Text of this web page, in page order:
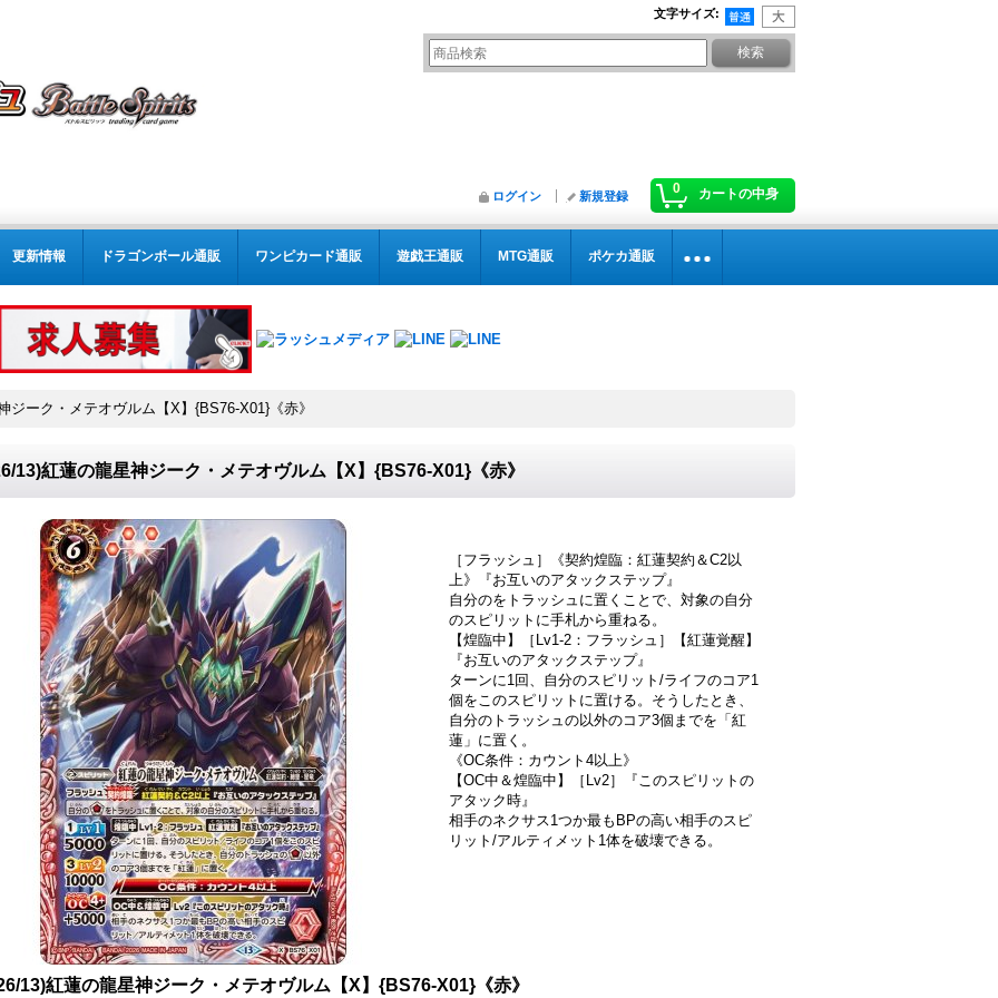
文字サイズ:
0 カートの中身
ログイン 新規登録
更新情報 ドラゴンボール通販 ワンピカード通販 遊戯王通販 MTG通販 ポケカ通販
ジーク・メテオヴルム【X】{BS76-X01}《赤》
13)紅蓮の龍星神ジーク・メテオヴルム【X】{BS76-X01}《赤》
［フラッシュ］《契約煌臨：紅蓮契約＆C2以
上》『お互いのアタックステップ』
自分のをトラッシュに置くことで、対象の自分
のスピリットに手札から重ねる。
【煌臨中】［Lv1-2：フラッシュ］【紅蓮覚醒】
『お互いのアタックステップ』
ターンに1回、自分のスピリット/ライフのコア1
個をこのスピリットに置ける。そうしたとき、
自分のトラッシュの以外のコア3個までを「紅
蓮」に置く。
《OC条件：カウント4以上》
【OC中＆煌臨中】［Lv2］『このスピリットの
アタック時』
相手のネクサス1つか最もBPの高い相手のスピ
リット/アルティメット1体を破壊できる。
13)紅蓮の龍星神ジーク・メテオヴルム【X】{BS76-X01}《赤》